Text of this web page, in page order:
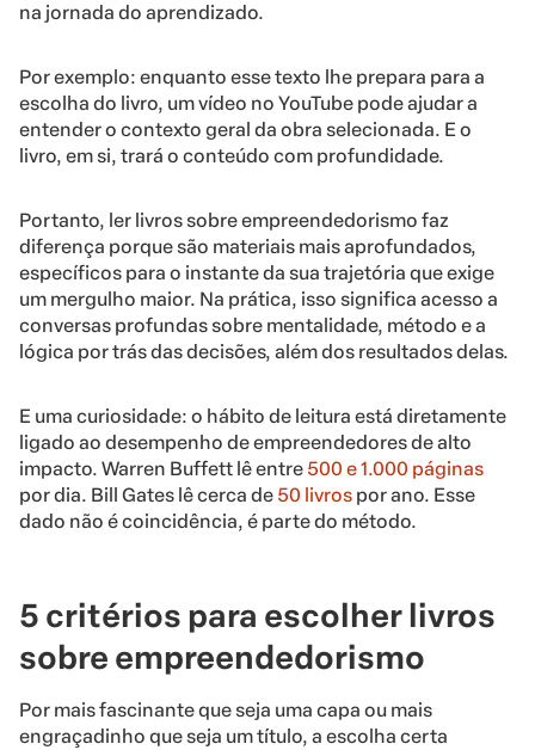
na jornada do aprendizado.
Por exemplo: enquanto esse texto lhe prepara para a
escolha do livro, um vídeo no YouTube pode ajudar a
entender o contexto geral da obra selecionada. E o
livro, em si, trará o conteúdo com profundidade.
Portanto, ler livros sobre empreendedorismo faz
diferença porque são materiais mais aprofundados,
específicos para o instante da sua trajetória que exige
um mergulho maior. Na prática, isso significa acesso a
conversas profundas sobre mentalidade, método e a
lógica por trás das decisões, além dos resultados delas.
E uma curiosidade: o hábito de leitura está diretamente
ligado ao desempenho de empreendedores de alto
impacto. Warren Buffett lê entre 500 e 1.000 páginas
por dia. Bill Gates lê cerca de 50 livros por ano. Esse
dado não é coincidência, é parte do método.
5 critérios para escolher livros
sobre empreendedorismo
Por mais fascinante que seja uma capa ou mais
engraçadinho que seja um título, a escolha certa